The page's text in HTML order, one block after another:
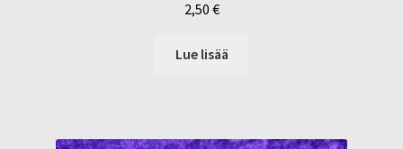
2,50 €
Lue lisää